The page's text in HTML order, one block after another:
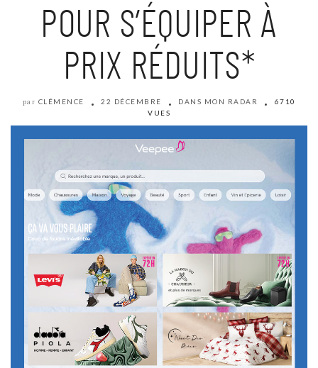
POUR S’ÉQUIPER À
PRIX RÉDUITS*
par CLÉMENCE 22 DÉCEMBRE DANS MON RADAR
6710
VUES